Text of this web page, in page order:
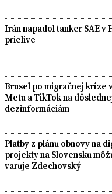
Irán napadol tanker SAE v
prielive
Brusel po migračnej kríze
Metu a TikTok na
dezinformáciám
Platby z plánu obnovy na
projekty na Slovensku
varuje Zdechovský